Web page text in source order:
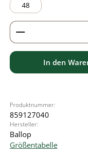
48
Produkt Anzahl:
In den
Produktnummer:
859127040
Hersteller:
Ballop
Größentabelle